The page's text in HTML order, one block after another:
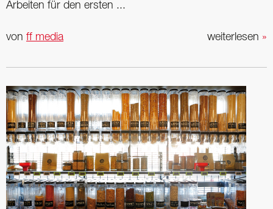
Arbeiten für den ersten ...
weiterlesen »
von ff media